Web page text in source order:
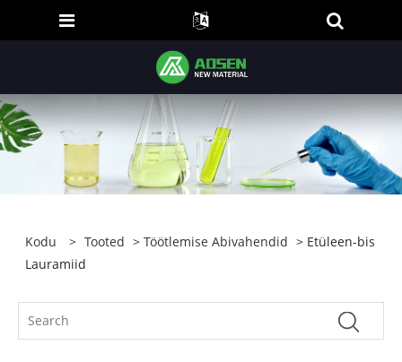
Kodu > Tooted >Töötlemise Abivahendid > Etüleen-bis
Lauramiid